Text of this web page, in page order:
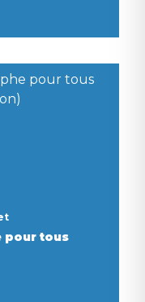
pour tous